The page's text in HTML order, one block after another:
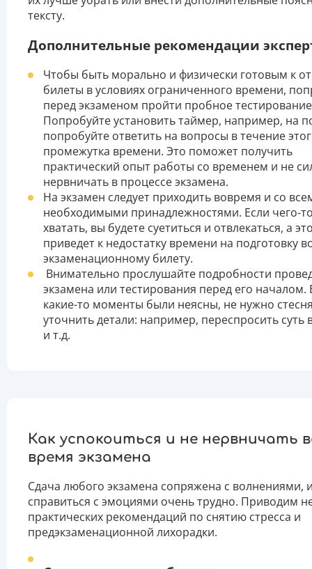
тексту.
Дополнительные рекомендации
Чтобы быть морально и физически готовым к
билеты в условиях ограниченного времени,
перед экзаменом пройти пробное
Попробуйте установить таймер, например, на
попробуйте ответить на вопросы в течение
промежутка времени. Это поможет получить
практический опыт работы со временем и не
нервничать в процессе экзамена.
На экзамен следует приходить вовремя и со
необходимыми принадлежностями. Если чего-
хватать, вы будете суетиться и отвлекаться, а
приведет к недостатку времени на подготовку
экзаменационному билету.
Внимательно прослушайте подробности
экзамена или тестирования перед его началом.
какие-то моменты были неясны, не нужно
уточнить детали: например, переспросить суть
и т.д.
Как успокоиться и не нервничать
время экзамена
Сдача любого экзамена сопряжена с волнениями,
справиться с эмоциями очень трудно. Приводим
практических рекомендаций по снятию стресса и
предэкзаменационной лихорадки.